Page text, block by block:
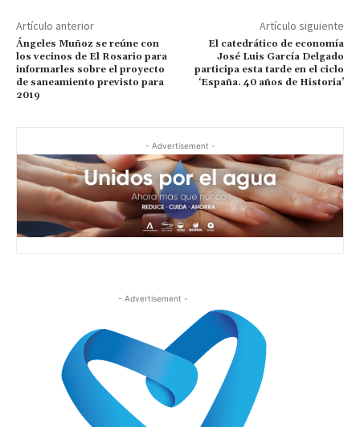
Artículo anterior
Ángeles Muñoz se reúne con
los vecinos de El Rosario para
informarles sobre el proyecto
de saneamiento previsto para
2019
Artículo siguiente
El catedrático de economía
José Luis García Delgado
participa esta tarde en el ciclo
‘España. 40 años de Historia’
- Advertisement -
- Advertisement -